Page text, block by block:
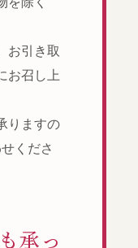
お引き取
お召し上
りますの
くださ
承っ